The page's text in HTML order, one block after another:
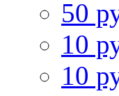
50
10
10